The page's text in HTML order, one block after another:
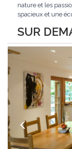
SUR
nature et les
spacieux et une
authentique et
duplex 2,5 pièces,